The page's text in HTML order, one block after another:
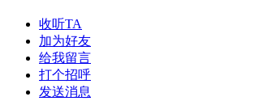
收听TA
加为好友
给我留言
打个招呼
发送消息